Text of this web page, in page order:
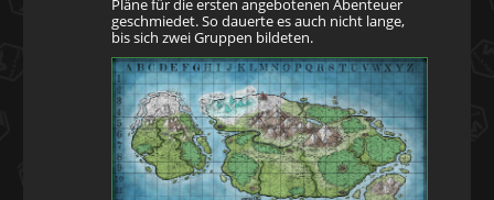
Pläne für die ersten angebotenen Abenteuer
geschmiedet. So dauerte es auch nicht lange,
bis sich zwei Gruppen bildeten.